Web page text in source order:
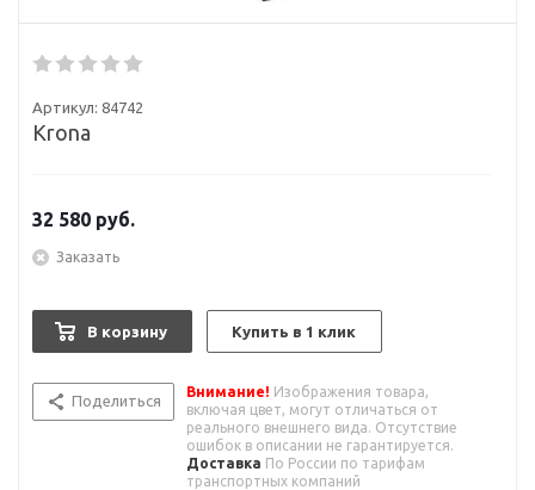
Артикул: 84742
Krona
32 580 руб.
Заказать
В корзину Купить в 1 клик
Поделиться
Внимание! Изображения товара,
включая цвет, могут отличаться от
реального внешнего вида. Отсутствие
ошибок в описании не гарантируется.
Доставка По России по тарифам
транспортных компаний